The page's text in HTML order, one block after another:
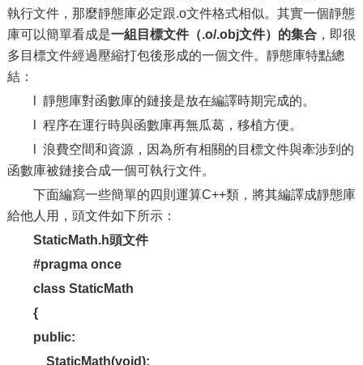
執行文件，那麼靜態庫必定跟.o文件格式相似。其實一個靜態
庫可以簡單看成是一組目標文件（.o/.obj文件）的集合，即很
多目標文件經過壓縮打包後形成的一個文件。靜態庫特點總
結：
l 靜態庫對函數庫的鏈接是放在編譯時期完成的。
l 程序在運行時與函數庫再無瓜葛，移植方便。
l 浪費空間和資源，因為所有相關的目標文件與牽涉到的
函數庫被鏈接合成一個可執行文件。
下面編寫一些簡單的四則運算C++類，將其編譯成靜態庫
給他人用，頭文件如下所示：
StaticMath.h頭文件
#pragma once
class StaticMath
{
public:
StaticMath(void);